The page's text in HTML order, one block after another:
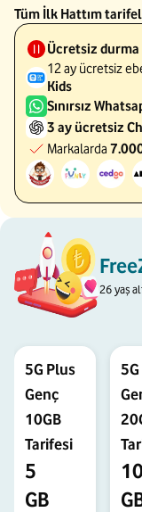
Tüm İlk Hattım
Ücretsiz
12 ay ücretsiz
Kids
Sınırsız
3 ay ücretsiz
Markalarda
26 yaş
5G Plus
Genç
10GB
Tarifesi
5
GB